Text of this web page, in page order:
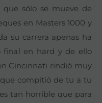
sólo se mueve de
en Masters 1000 y
su carrera apenas ha
final en hard y de ello
Cincinnati rindió muy
compitió de tu a tu
tan horrible que para